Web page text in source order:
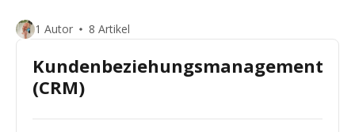
1 Autor 8 Artikel
Kundenbeziehungsmanagement
(CRM)